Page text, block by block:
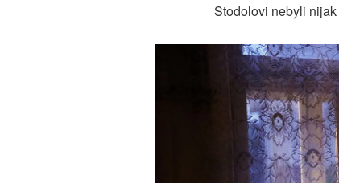
Stodolovi nebyli